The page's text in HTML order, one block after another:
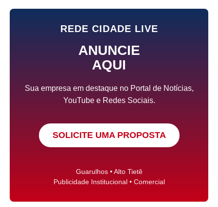
REDE CIDADE LIVE
ANUNCIE
AQUI
Sua empresa em destaque no Portal de Notícias,
YouTube e Redes Sociais.
SOLICITE UMA PROPOSTA
Guarulhos • Alto Tietê
Publicidade Institucional • Comercial